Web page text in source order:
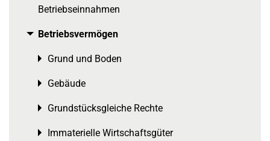
Betriebseinnahmen
Betriebsvermögen
Toggle menu
Grund und Boden
Toggle menu
Gebäude
Toggle menu
Grundstücksgleiche Rechte
Toggle menu
Immaterielle Wirtschaftsgüter
Toggle menu